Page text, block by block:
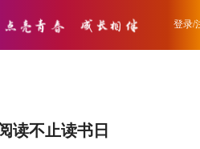
登录/
读不止读书日